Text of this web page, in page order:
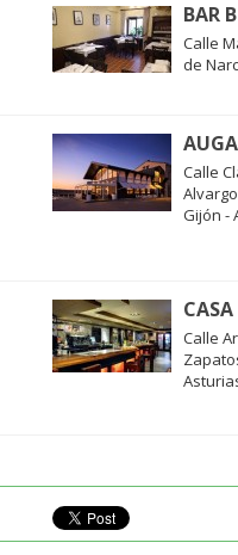
BAR
Calle
de
AUGA
Calle
Gijón -
Calle